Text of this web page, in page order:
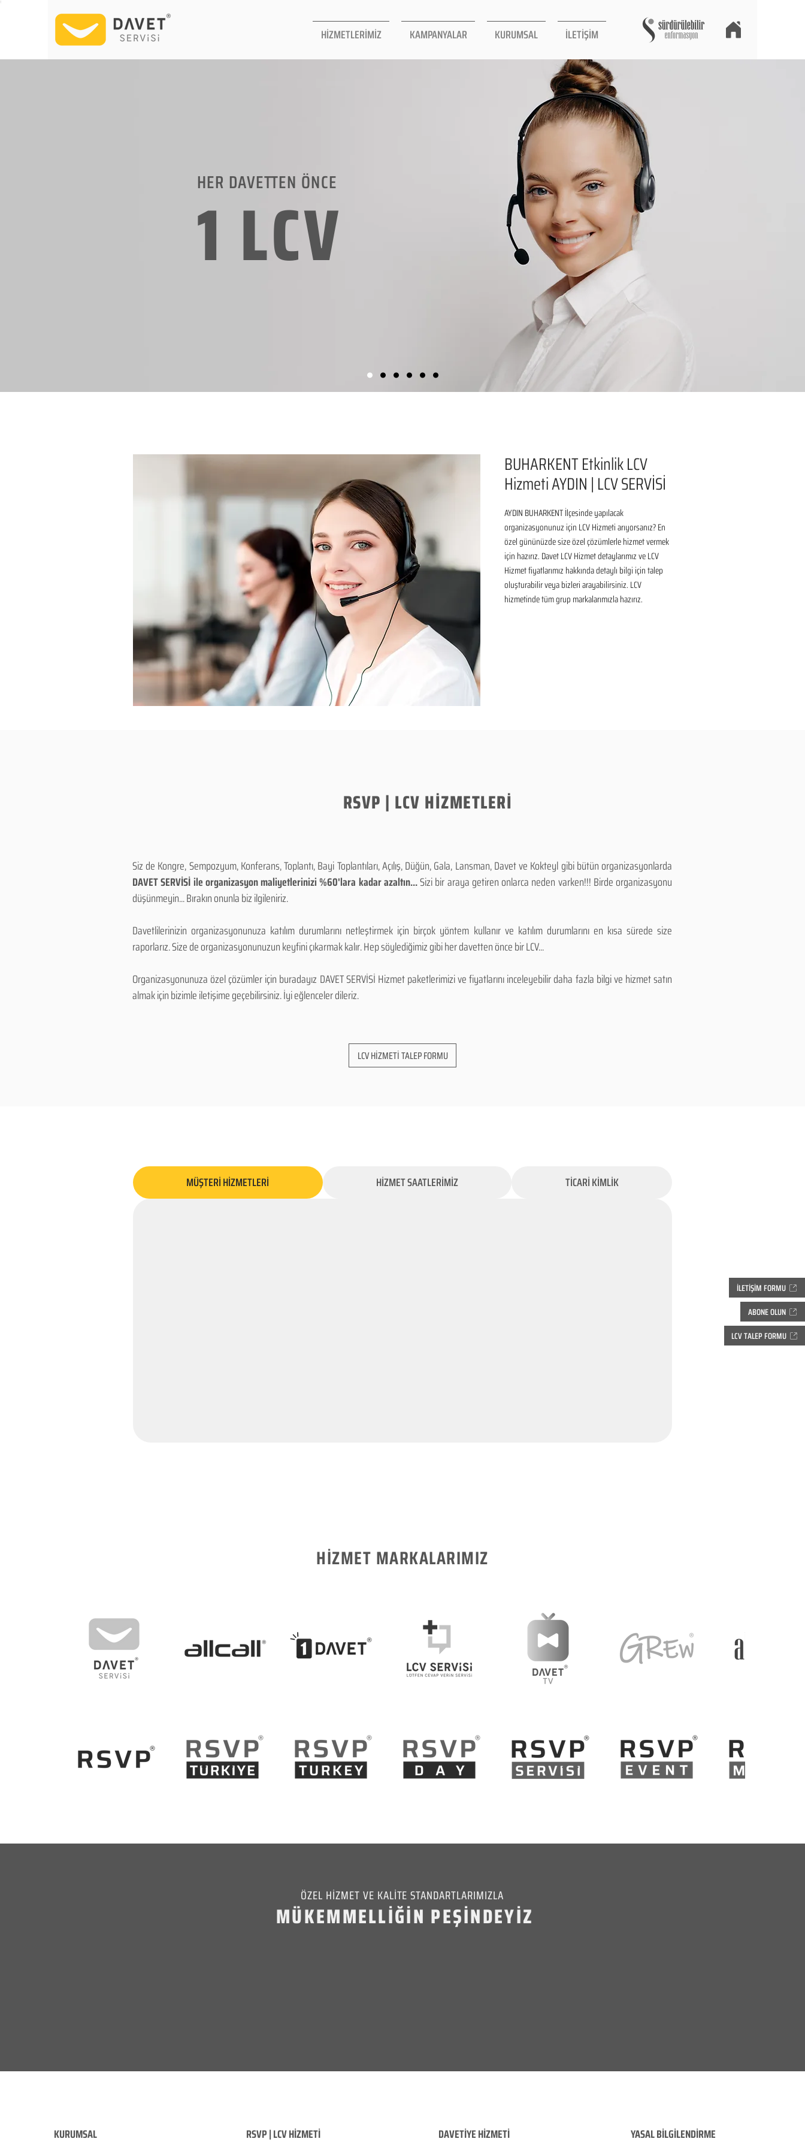
HİZMETLERİMİZ KAMPANYALAR KURUMSAL İLETİŞİM
ABONE OLUN
LCV TALEP FORMU
İLETİŞİM FORMU
HER DAVETTEN ÖNCE
1 LCV
BUHARKENT Etkinlik LCV
Hizmeti AYDIN | LCV SERVİSİ
AYDIN BUHARKENT İlçesinde yapılacak
organizasyonunuz için LCV Hizmeti arıyorsanız? En
özel gününüzde size özel çözümlerle hizmet vermek
için hazırız. Davet LCV Hizmet detaylarımız ve LCV
Hizmet fiyatlarımız hakkında detaylı bilgi için talep
oluşturabilir veya bizleri arayabilirsiniz. LCV
hizmetinde tüm grup markalarımızla hazırız.
RSVP | LCV HİZMETLERİ
Siz de Kongre, Sempozyum, Konferans, Toplantı, Bayi Toplantıları, Açılış, Düğün, Gala, Lansman, Davet ve Kokteyl gibi bütün organizasyonlarda
DAVET SERVİSİ ile organizasyon maliyetlerinizi %60'lara kadar azaltın...Sizi bir araya getiren onlarca neden varken!!! Birde organizasyonu
düşünmeyin... Bırakın onunla biz ilgileniriz.
Davetlilerinizin organizasyonunuza katılım durumlarını netleştirmek için birçok yöntem kullanır ve katılım durumlarını en kısa sürede size
raporlarız. Size de organizasyonunuzun keyfini çıkarmak kalır. Hep söylediğimiz gibi her davetten önce bir LCV...
Organizasyonunuza özel çözümler için buradayız DAVET SERVİSİ Hizmet paketlerimizi ve fiyatlarını inceleyebilir daha fazla bilgi ve hizmet satın
almak için bizimle iletişime geçebilirsiniz. İyi eğlenceler dileriz.
LCV HİZMETİ TALEP FORMU
MÜŞTERİ HİZMETLERİ HİZMET SAATLERİMİZ TİCARİ KİMLİK
HİZMET MARKALARIMIZ
ÖZEL HİZMET VE KALİTE STANDARTLARIMIZLA
MÜKEMMELLİĞİN PEŞİNDEYİZ
KURUMSAL RSVP | LCV HİZMETİ DAVETİYE HİZMETİ YASAL BİLGİLENDİRME